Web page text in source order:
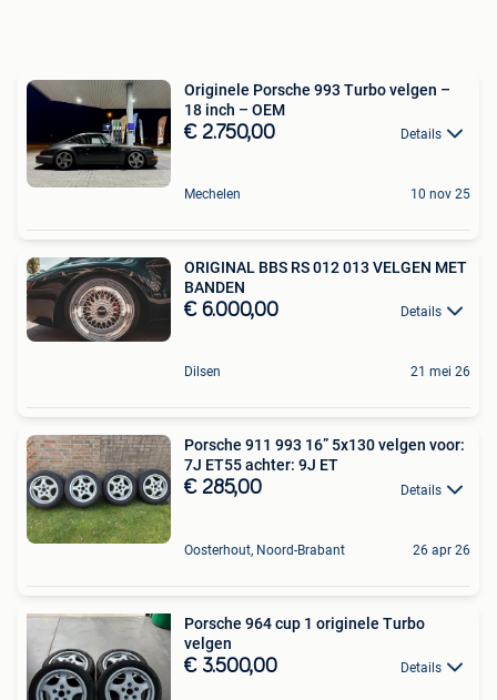
Originele Porsche 993 Turbo velgen –
18 inch – OEM
€ 2.750,00 Details
Mechelen 10 nov 25
ORIGINAL BBS RS 012 013 VELGEN MET
BANDEN
€ 6.000,00 Details
Dilsen 21 mei 26
Porsche 911 993 16” 5x130 velgen voor:
7J ET55 achter: 9J ET
€ 285,00 Details
Oosterhout, Noord-Brabant 26 apr 26
Porsche 964 cup 1 originele Turbo
velgen
€ 3.500,00 Details